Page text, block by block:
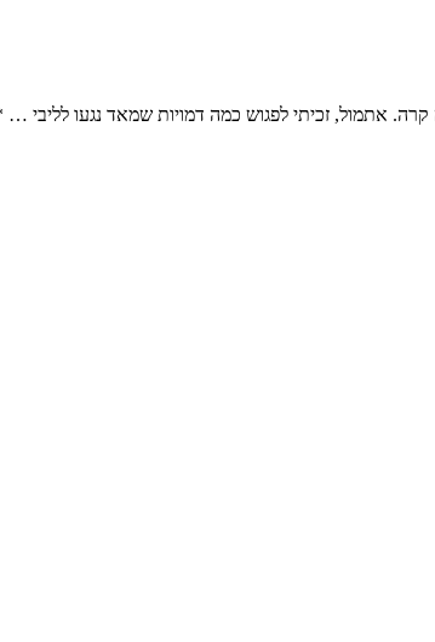
אתמול, זכיתי לפגוש כמה דמויות שמאד נגעו לליבי …